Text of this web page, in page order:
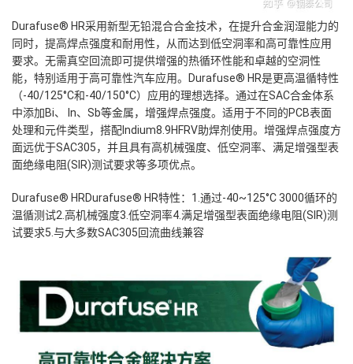
Durafuse® HR采用新型无铅混合合金技术，在提升合金润湿能力的
同时，提高焊点强度和耐用性，从而达到低空洞率和高可靠性应用
要求。无需真空回流即可提供增强的热循环性能和卓越的空洞性
能，特别适用于高可靠性汽车应用。
Durafuse® HR是更高温循特性
（-40/125°C和-40/150°C）应用的理想选择。通过在SAC合金体系
中添加Bi、 In、Sb等金属，增强焊点强度。 适用于不同的PCB表面
处理和元件类型，搭配Indium8.9HFRV助焊剂使用。增强焊点强度方
面远优于SAC305，并且具有高机械强度、低空洞率、满足增强型表
面绝缘电阻(SIR)测试要求等多项优点。
Durafuse® HRDurafuse® HR特性： 1.通过-40~125°C 3000循环的
温循测试2.高机械强度3.低空洞率4.满足增强型表面绝缘电阻(SIR)测
试要求5.与大多数SAC305回流曲线兼容